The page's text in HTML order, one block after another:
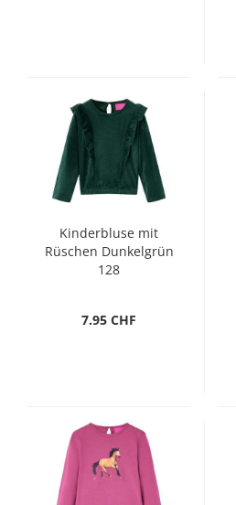
Kinderbluse mit
Rüschen Dunkelgrün
128
7.95 CHF